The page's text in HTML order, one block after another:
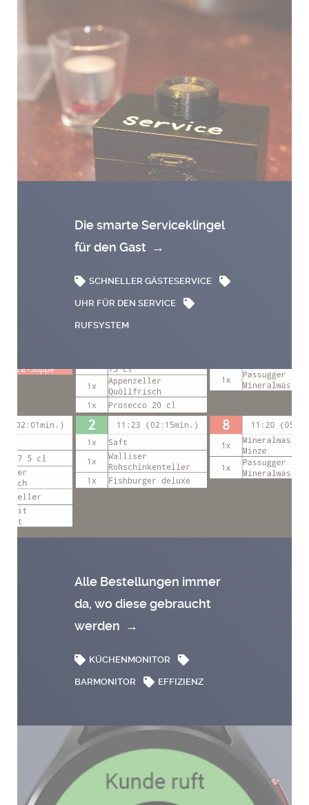
Die smarte Serviceklingel
für den Gast →
SCHNELLER GÄSTESERVICE
UHR FÜR DEN SERVICE
RUFSYSTEM
Alle Bestellungen immer
da, wo diese gebraucht
werden →
KÜCHENMONITOR
BARMONITOR EFFIZIENZ